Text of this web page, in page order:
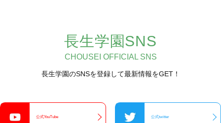
長生学園SNS
CHOUSEI OFFICIAL SNS
長生学園のSNSを登録して最新情報をGET！
公式YouTube 公式twitter